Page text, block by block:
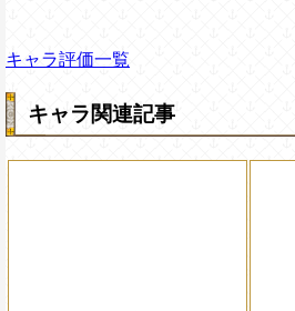
キャラ評価一覧
キャラ関連記事